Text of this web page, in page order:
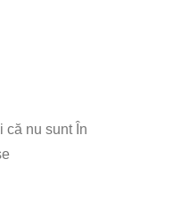
că nu sunt În